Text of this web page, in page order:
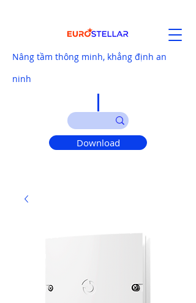
Nâng tầm thông minh, khẳng định an
ninh
Download